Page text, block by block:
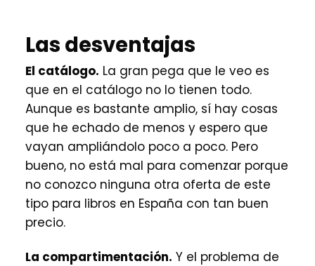
Las desventajas
El catálogo. La gran pega que le veo es
que en el catálogo no lo tienen todo.
Aunque es bastante amplio, sí hay cosas
que he echado de menos y espero que
vayan ampliándolo poco a poco. Pero
bueno, no está mal para comenzar porque
no conozco ninguna otra oferta de este
tipo para libros en España con tan buen
precio.
La compartimentación. Y el problema de